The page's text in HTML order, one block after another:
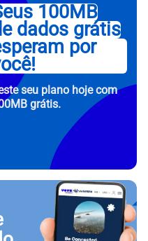
100MB
dados grátis
por
seu plano hoje com
grátis.